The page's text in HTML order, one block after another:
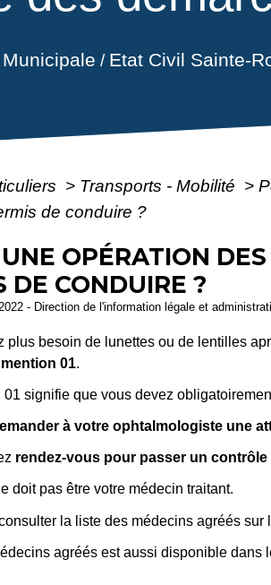
/ Etat Civil Sainte-
> Transports - Mobilité >
de conduire ?
OPÉRATION
DE CONDUIRE ?
- Direction de l'information légale et
plus besoin de lunettes ou de lentilles
01.
01 signifie que vous devez
à votre ophtalmologiste une
rendez-vous pour passer un contrôle
doit pas être votre médecin traitant.
la liste des médecins agréés sur
agréés est aussi disponible